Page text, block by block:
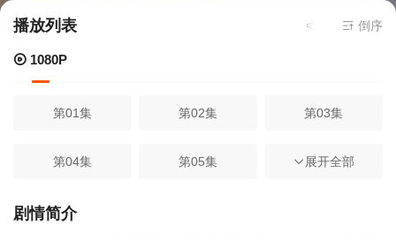
播放列表 当前资源来源
倒序
1080P
第01集 第02集 第03集
第04集 第05集 第06集
第07集
展开全部
剧情简介